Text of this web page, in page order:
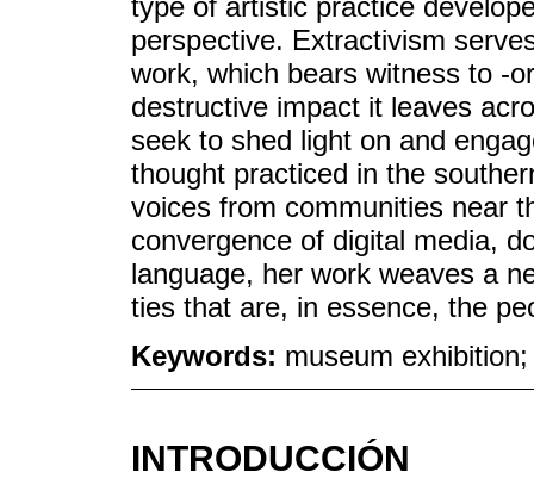
type of artistic practice
perspective. Extractivism
work, which bears witness to -
destructive impact it leaves
seek to shed light on and
thought practiced in the
voices from communities near
convergence of digital media,
language, her work weaves a
ties that are, in essence, the
Keywords: museum
INTRODUCCIÓN